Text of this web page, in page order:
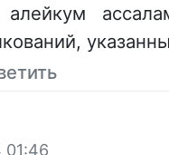
алейкум
01:46